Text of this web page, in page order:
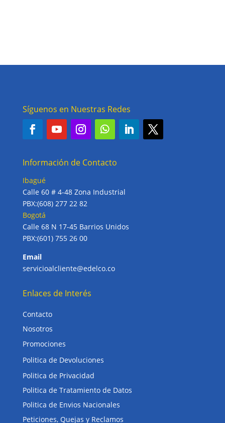
Síguenos en Nuestras Redes
Información de Contacto
Ibagué
Calle 60 # 4-48 Zona Industrial
PBX:(608) 277 22 82
Bogotá
Calle 68 N 17-45 Barrios Unidos
PBX:(601) 755 26 00
Email
servicioalcliente@edelco.co
Enlaces de Interés
Contacto
Nosotros
Promociones
Politica de Devoluciones
Politica de Privacidad
Politica de Tratamiento de Datos
Politica de Envios Nacionales
Peticiones, Quejas y Reclamos